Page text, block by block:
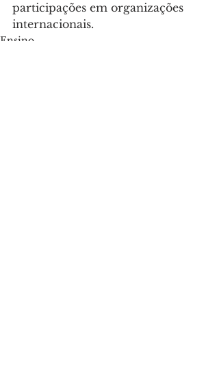
participações em organizações
internacionais.
Ensino